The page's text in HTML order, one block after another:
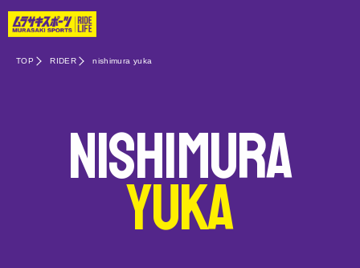
TOP RIDER nishimura yuka
nishimura
yuka